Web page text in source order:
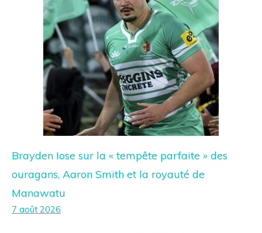
Brayden Iose sur la « tempête parfaite » des
ouragans, Aaron Smith et la royauté de
Manawatu
7 août 2026